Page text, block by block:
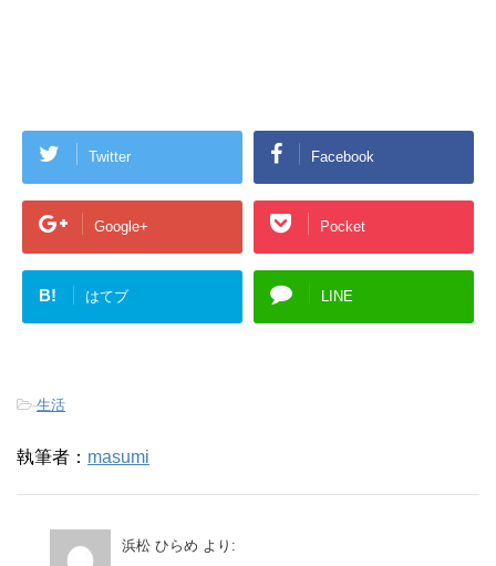
Twitter Facebook
Google+ Pocket
B! はてブ LINE
-生活
執筆者： masumi
浜松 ひらめ より: